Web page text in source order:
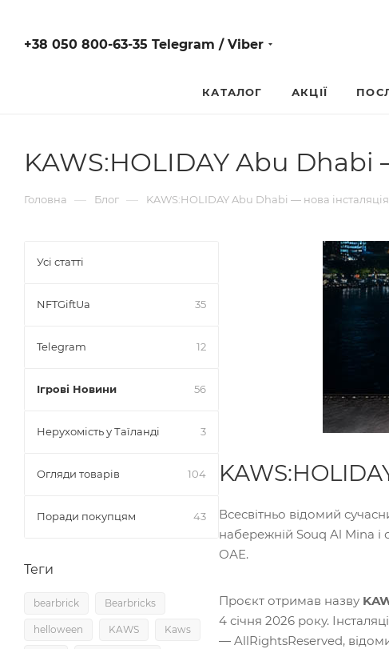
+38 050 800-63-35 Telegram / Viber
КАТАЛОГ АКЦІЇ
KAWS:HOLIDAY Abu Dhabi
Головна — Блог — KAWS:HOLIDAY Abu Dhabi — нова
Всесвітньо відомий
набережній Souq Al Mina і
ОАЕ.
Проєкт отримав назву
4 січня 2026 року.
— AllRightsReserved,
Усі статті
NFTGiftUa 35
Telegram 12
Ігрові Новини 56
Нерухомість у Таїланді 3
Огляди товарів 104
Поради покупцям 43
Теги
bearbrick Bearbricks
helloween KAWS Kaws